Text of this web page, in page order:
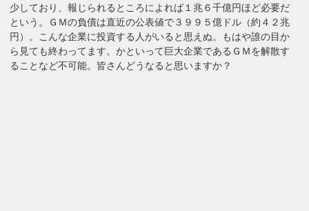
少しており、報じられるところによれば１兆６千億円ほど必要だ
という。ＧＭの負債は直近の公表値で３９９５億ドル（約４２兆
円）。こんな企業に投資する人がいると思えぬ。もはや誰の目か
ら見ても終わってます。かといって巨大企業であるＧＭを解散す
ることなど不可能。皆さんどうなると思いますか？